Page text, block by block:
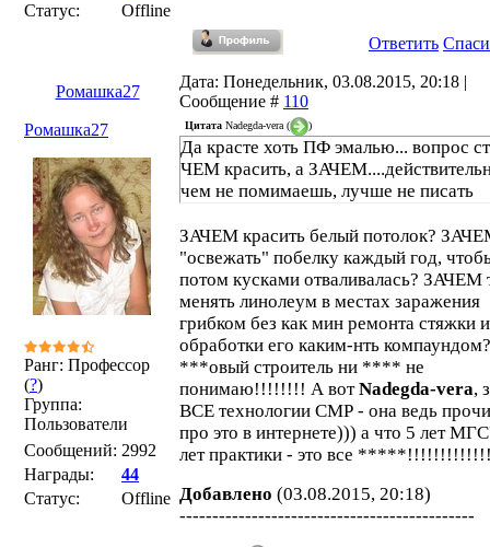
Статус:
Offline
Ответить
Ромашка27
Дата: Понедельник, 03.08.2015, 20:18 |
Сообщение # 110
Ромашка27
Ранг: Профессор
(?)
Группа:
Пользователи
Сообщений: 2992
Награды:
44
Статус:
Offline
Цитата Nadegda-vera ( )
Да красте хоть ПФ эмалью... вопрос
ЧЕМ красить, а
чем не помимаешь, лучше не писать
ЗАЧЕМ красить белый потолок?
"освежать" побелку каждый год,
потом кусками отваливалась? ЗАЧЕМ
менять линолеум в местах заражения
грибком без как мин ремонта стяжки и
обработки его каким-нть
***овый строитель ни **** не
понимаю!!!!!!!! А вотNadegda-vera,
ВСЕ технологии СМР - она ведь
про это в интернете))) а что 5 лет
лет практики - это все
Добавлено (03.08.2015, 20:18)
---------------------------------------------